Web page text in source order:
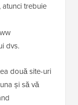
trebuie
dvs.
două site-uri
și să vă